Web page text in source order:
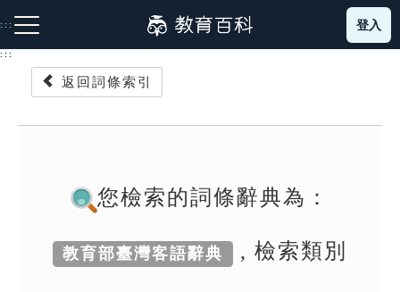
到
主
::: 登入
:::
返回詞條索引
您檢索的詞條辭典為：
教育部臺灣客語辭典 , 檢索類別